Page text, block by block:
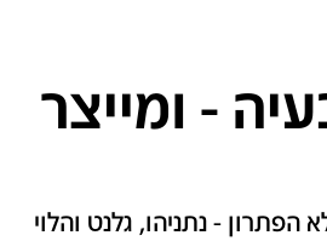
- ומייצר
- נתניהו, גלנט והלוי